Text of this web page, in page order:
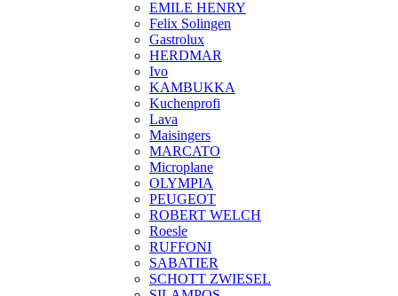
EMILE HENRY
Felix Solingen
Gastrolux
HERDMAR
Ivo
KAMBUKKA
Kuchenprofi
Lava
Maisingers
MARCATO
Microplane
OLYMPIA
PEUGEOT
ROBERT WELCH
Roesle
RUFFONI
SABATIER
SCHOTT ZWIESEL